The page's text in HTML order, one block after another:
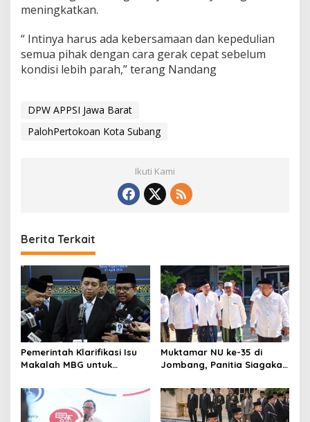
meningkatkan.
“ Intinya harus ada kebersamaan dan kepedulian
semua pihak dengan cara gerak cepat sebelum
kondisi lebih parah,” terang Nandang
DPW APPSI Jawa Barat
PalohPertokoan Kota Subang
Ikuti Kami
Berita Terkait
Pemerintah Klarifikasi Isu
Makalah MBG untuk
Perdamaian 2026
Muktamar NU ke-35 di
Jombang, Panitia Siagakan